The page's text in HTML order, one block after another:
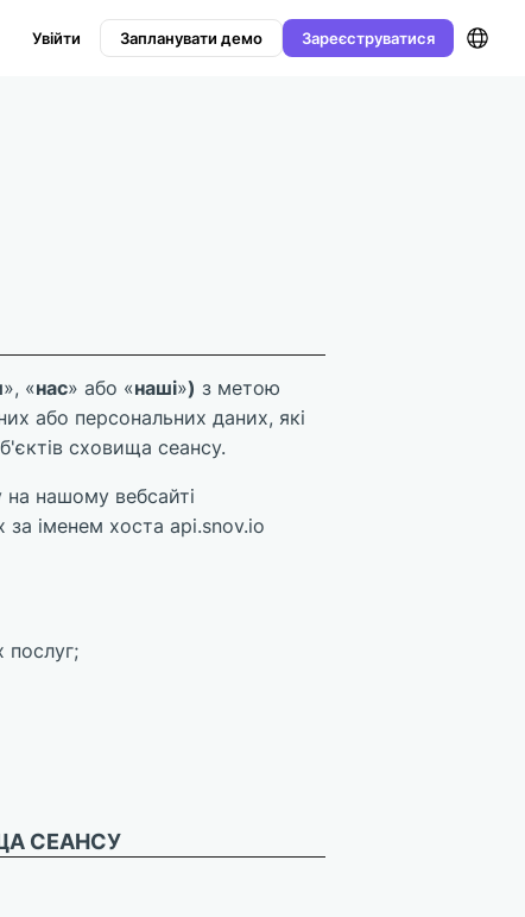
Увійти Запланувати демо Зареєструватися
», «нас» або «наші») з метою
або персональних даних, які
сховища сеансу.
нашому вебсайті
іменем хоста api.snov.io
послуг;
СЕАНСУ